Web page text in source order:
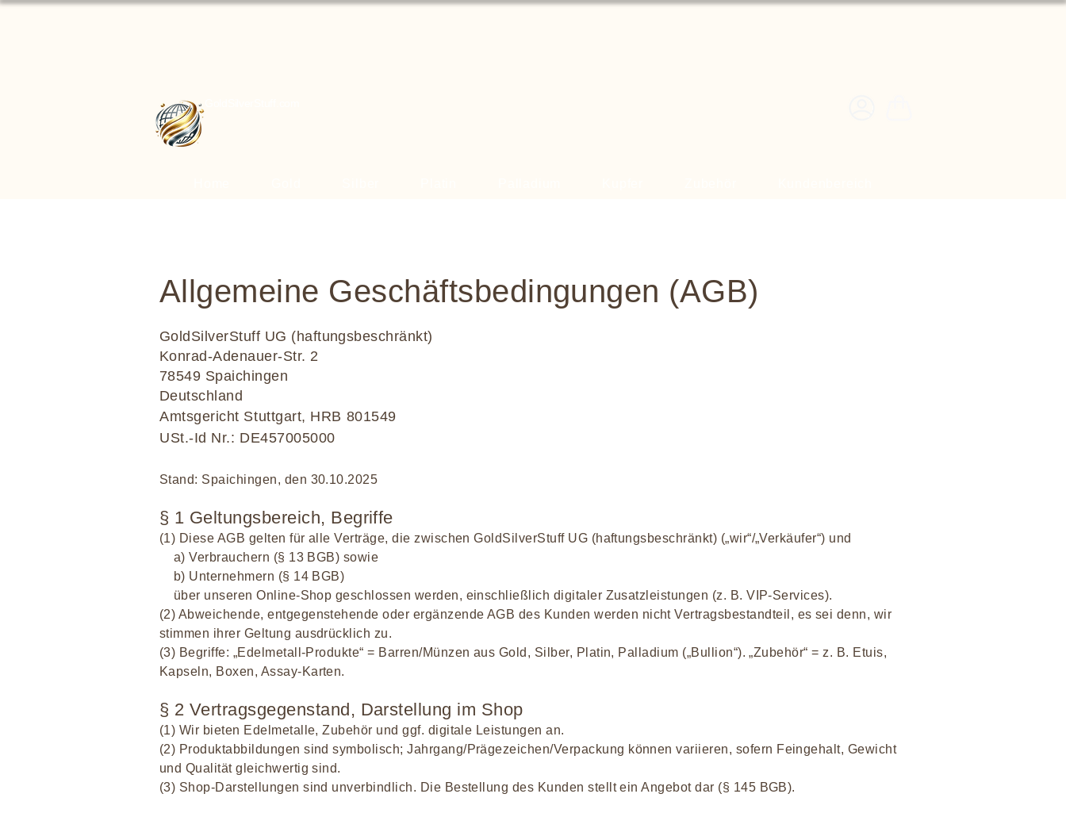
Allgemeine Geschäftsbedingungen (AGB)
GoldSilverStuff UG (haftungsbeschränkt)
Konrad-Adenauer-Str. 2
78549 Spaichingen
Deutschland
Amtsgericht Stuttgart, HRB 801549
USt.-Id Nr.: DE457005000
Stand: Spaichingen, den 30.10.2025
§ 1 Geltungsbereich, Begriffe
(1) Diese AGB gelten für alle Verträge, die zwischen GoldSilverStuff UG (haftungsbeschränkt) („wir“/„Verkäufer“) und
a) Verbrauchern (§ 13 BGB) sowie
b) Unternehmern (§ 14 BGB)
über unseren Online-Shop geschlossen werden, einschließlich digitaler Zusatzleistungen (z. B. VIP-Services).
(2) Abweichende, entgegenstehende oder ergänzende AGB des Kunden werden nicht Vertragsbestandteil, es sei denn, wir
stimmen ihrer Geltung ausdrücklich zu.
(3) Begriffe: „Edelmetall-Produkte“ = Barren/Münzen aus Gold, Silber, Platin, Palladium („Bullion“). „Zubehör“ = z. B. Etuis,
Kapseln, Boxen, Assay-Karten.
§ 2 Vertragsgegenstand, Darstellung im Shop
(1) Wir bieten Edelmetalle, Zubehör und ggf. digitale Leistungen an.
(2) Produktabbildungen sind symbolisch; Jahrgang/Prägezeichen/Verpackung können variieren, sofern Feingehalt, Gewicht
und Qualität gleichwertig sind.
(3) Shop-Darstellungen sind unverbindlich. Die Bestellung des Kunden stellt ein Angebot dar (§ 145 BGB).